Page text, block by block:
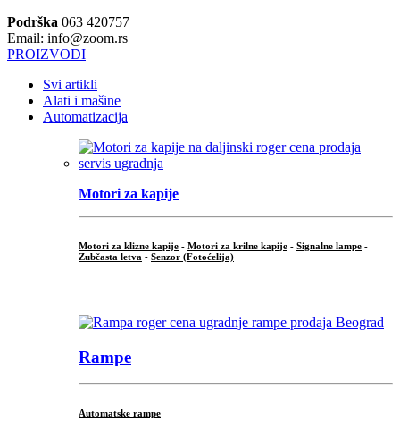
Podrška 063 420757
Email: info@zoom.rs
PROIZVODI
Svi artikli
Alati i mašine
Automatizacija
Motori za kapije
Motori za klizne kapije - Motori za krilne kapije - Signalne lampe -
Zubčasta letva - Senzor (Fotoćelija)
Rampe
Automatske rampe